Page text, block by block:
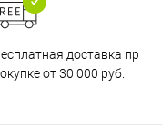
доставка при
от 30 000 руб.